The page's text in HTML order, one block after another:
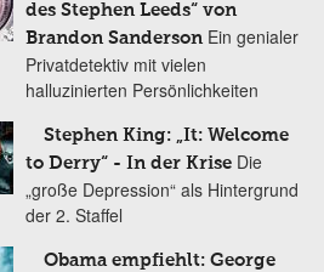
des Stephen Leeds“ von
Brandon Sanderson Ein genialer
Privatdetektiv mit vielen
halluzinierten Persönlichkeiten
Stephen King: „It: Welcome
to Derry“ - In der Krise Die
„große Depression“ als Hintergrund
der 2. Staffel
Obama empfiehlt: George